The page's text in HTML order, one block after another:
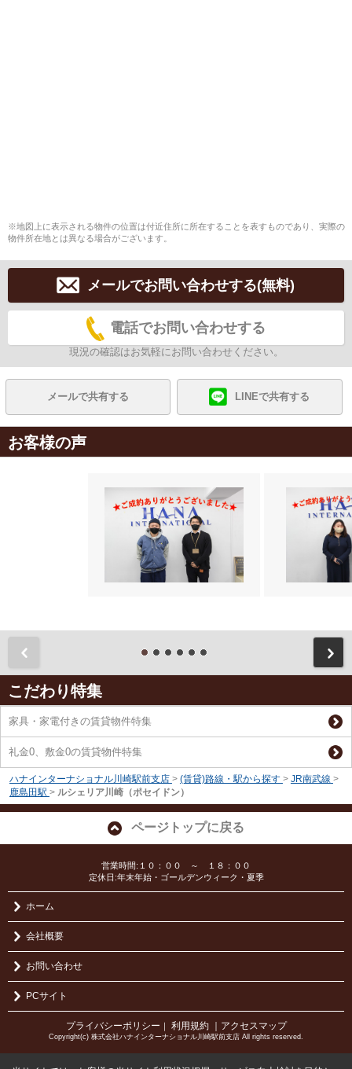
※地図上に表示される物件の位置は付近住所に所在することを表すものであり、実際の
物件所在地とは異なる場合がございます。
メールでお問い合わせする(無料)
電話でお問い合わせする
現況の確認はお気軽にお問い合わせください。
メールで共有する LINEで共有する
お客様の声
こだわり特集
家具・家電付きの賃貸物件特集
礼金0、敷金0の賃貸物件特集
ハナインターナショナル川崎駅前支店 > (賃貸)路線・駅から探す > JR南武線 >
鹿島田駅 > ルシェリア川崎（ポセイドン）
ページトップに戻る
営業時間:１０：００ ～ １８：００
定休日:年末年始・ゴールデンウィーク・夏季
ホーム
会社概要
お問い合わせ
PCサイト
プライバシーポリシー 利用規約 ｜アクセスマップ
Copyright(c) 株式会社ハナインターナショナル川崎駅前支店 All rights reserved.